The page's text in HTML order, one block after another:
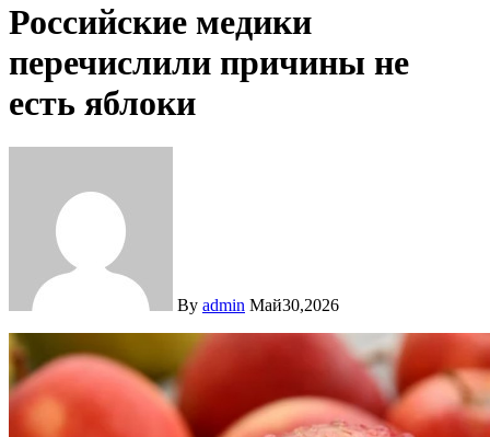
Российские медики
перечислили причины не
есть яблоки
By admin Май30,2026